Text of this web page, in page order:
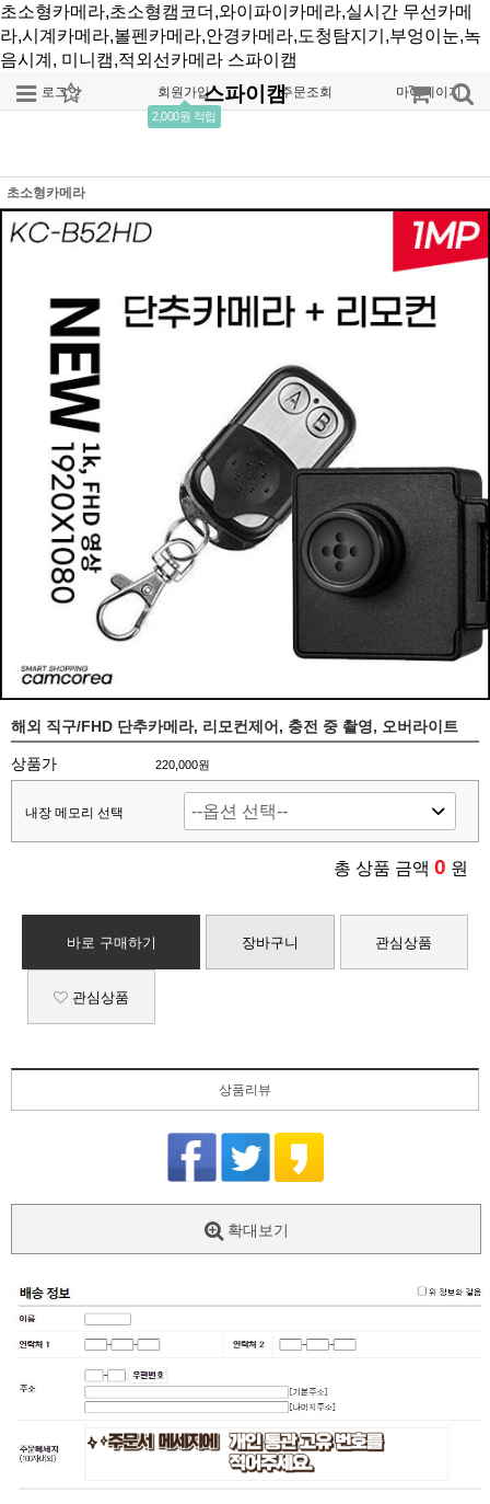
초소형카메라,초소형캠코더,와이파이카메라,실시간 무선카메
라,시계카메라,볼펜카메라,안경카메라,도청탐지기,부엉이눈,녹
음시계, 미니캠,적외선카메라 스파이캠
로그인 회원가입
2,000원 적립
주문조회 마이페이지
스파이캠
초소형카메라
해외 직구/FHD 단추카메라, 리모컨제어, 충전 중 촬영, 오버라이트
상품가 220,000원
내장 메모리 선택
총 상품 금액 0 원
바로 구매하기 장바구니 관심상품
관심상품
상품리뷰
확대보기